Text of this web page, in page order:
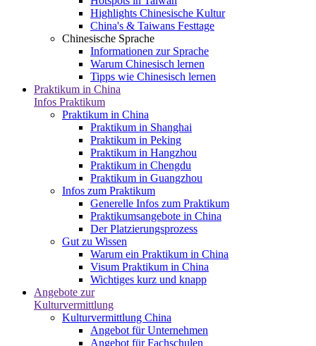
Highlights Chinesische Kultur
China's & Taiwans Festtage
Chinesische Sprache
Informationen zur Sprache
Warum Chinesisch lernen
Tipps wie Chinesisch lernen
Praktikum in China
Infos Praktikum
Praktikum in China
Praktikum in Shanghai
Praktikum in Peking
Praktikum in Hangzhou
Praktikum in Chengdu
Praktikum in Guangzhou
Infos zum Praktikum
Generelle Infos zum Praktikum
Praktikumsangebote in China
Der Platzierungsprozess
Gut zu Wissen
Warum ein Praktikum in China
Visum Praktikum in China
Wichtiges kurz und knapp
Angebote zur
Kulturvermittlung
Kulturvermittlung China
Angebot für Unternehmen
Angebot für Fachschulen